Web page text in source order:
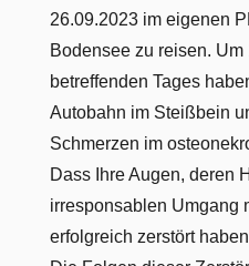
26.09.2023 im eigenen
Bodensee zu reisen.
betreffenden Tages
Autobahn im Steißbein
Schmerzen im
Dass Ihre Augen, deren
irresponsablen Umgang
erfolgreich zerstört